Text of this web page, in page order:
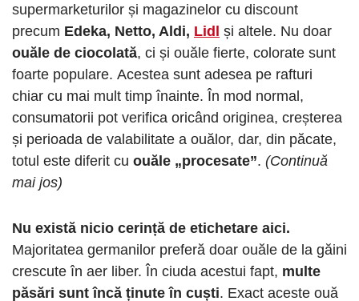
supermarketurilor și magazinelor cu discount
precum Edeka, Netto, Aldi, Lidl și altele. Nu doar
ouăle de ciocolată, ci și ouăle fierte, colorate sunt
foarte populare. Acestea sunt adesea pe rafturi
chiar cu mai mult timp înainte. În mod normal,
consumatorii pot verifica oricând originea, creșterea
și perioada de valabilitate a ouălor, dar, din păcate,
totul este diferit cu ouăle „procesate”. (Continuă
mai jos)
Nu există nicio cerință de etichetare aici.
Majoritatea germanilor preferă doar ouăle de la găini
crescute în aer liber. În ciuda acestui fapt, multe
păsări sunt încă ținute în cuști. Exact aceste ouă